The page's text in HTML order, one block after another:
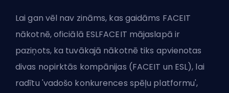
Lai gan vēl nav zināms, kas gaidāms FACEIT
nākotnē,oficiālā ESLFACEIT mājaslapā ir
paziņots, ka tuvākajā nākotnē tiks apvienotas
divas nopirktās kompānijas (FACEIT un ESL), lai
radītu 'vadošo konkurences spēļu platformu',